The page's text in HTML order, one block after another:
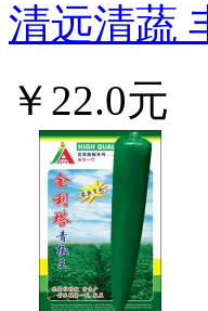
清远清蔬
￥22.0元